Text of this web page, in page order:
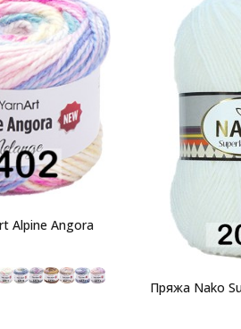
Alpine Angora
Пряжа Nako